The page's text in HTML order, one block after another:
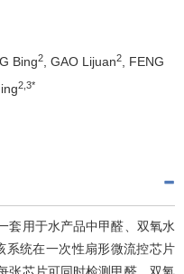
Bing2 , GAO Lijuan2
, FENG
2,3*
套用于水产品中甲醛、双氧水
系统在一次性扇形微流控芯片